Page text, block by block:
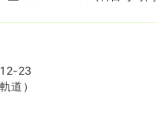
23
道）